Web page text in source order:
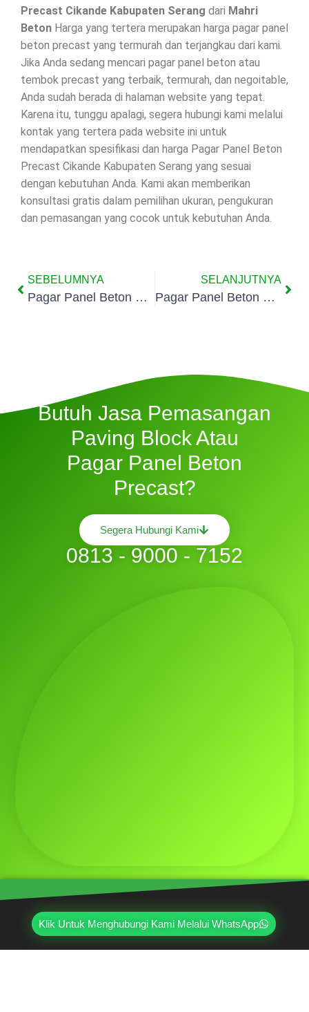
Klik Untuk Menghubungi Kami Melalui WhatsApp
Precast Cikande Kabupaten Serang dari Mahri
Beton Harga yang tertera merupakan harga pagar panel
beton precast yang termurah dan terjangkau dari kami.
Jika Anda sedang mencari pagar panel beton atau
tembok precast yang terbaik, termurah, dan negoitable,
Anda sudah berada di halaman website yang tepat.
Karena itu, tunggu apalagi, segera hubungi kami melalui
kontak yang tertera pada website ini untuk
mendapatkan spesifikasi dan harga Pagar Panel Beton
Precast Cikande Kabupaten Serang yang sesuai
dengan kebutuhan Anda. Kami akan memberikan
konsultasi gratis dalam pemilihan ukuran, pengukuran
dan pemasangan yang cocok untuk kebutuhan Anda.
SEBELUMNYA
Pagar Panel Beton Precast Carenang Kabupaten Serang
SELANJUTNYA
Pagar Panel Beton Precast Cikeusal Kabupaten Serang
Butuh Jasa Pemasangan
Paving Block Atau
Pagar Panel Beton
Precast?
Segera Hubungi Kami
0813 - 9000 - 7152